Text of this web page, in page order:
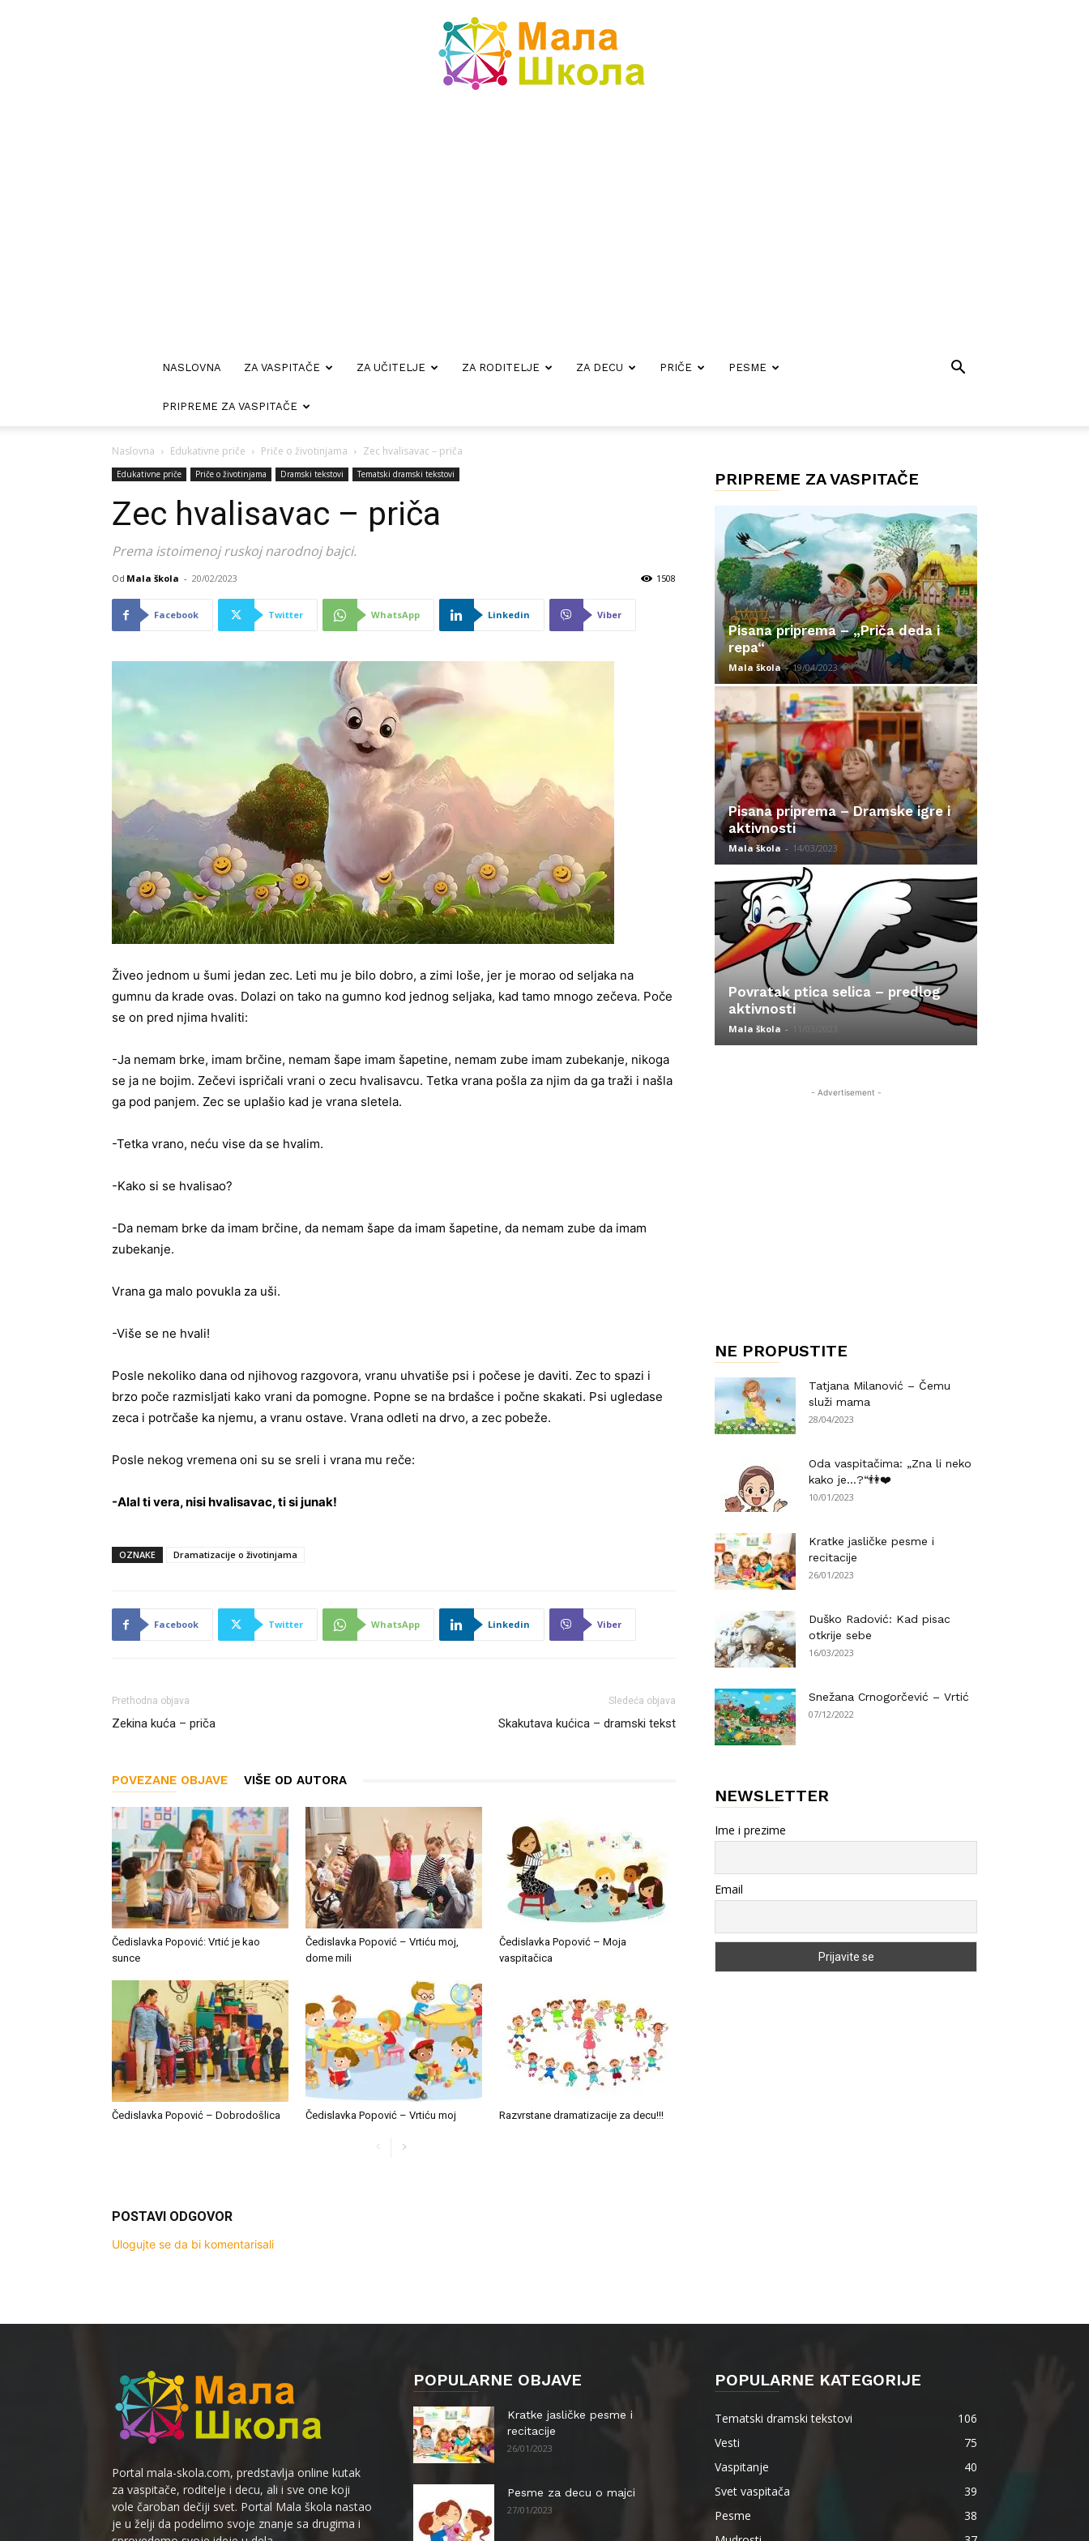
NASLOVNA ZA VASPITAČE ZA UČITELJE ZA RODITELJE ZA DECU PRIČE PESME
PRIPREME ZA VASPITAČE
Naslovna Edukativne priče Priče o životinjama Zec hvalisavac – priča
Edukativne priče Priče o životinjama Dramski tekstovi Tematski dramski tekstovi
Zec hvalisavac – priča
Prema istoimenoj ruskoj narodnoj bajci.
Od Mala škola - 20/02/2023 1508
Facebook Twitter WhatsApp Linkedin Viber
Živeo jednom u šumi jedan zec. Leti mu je bilo dobro, a zimi loše, jer je morao od seljaka na
gumnu da krade ovas. Dolazi on tako na gumno kod jednog seljaka, kad tamo mnogo zečeva. Poče
se on pred njima hvaliti:
-Ja nemam brke, imam brčine, nemam šape imam šapetine, nemam zube imam zubekanje, nikoga
se ja ne bojim. Zečevi ispričali vrani o zecu hvalisavcu. Tetka vrana pošla za njim da ga traži i našla
ga pod panjem. Zec se uplašio kad je vrana sletela.
-Tetka vrano, neću vise da se hvalim.
-Kako si se hvalisao?
-Da nemam brke da imam brčine, da nemam šape da imam šapetine, da nemam zube da imam
zubekanje.
Vrana ga malo povukla za uši.
-Više se ne hvali!
Posle nekoliko dana od njihovog razgovora, vranu uhvatiše psi i počese je daviti. Zec to spazi i
brzo poče razmisljati kako vrani da pomogne. Popne se na brdašce i počne skakati. Psi ugledase
zeca i potrčaše ka njemu, a vranu ostave. Vrana odleti na drvo, a zec pobeže.
Posle nekog vremena oni su se sreli i vrana mu reče:
-Alal ti vera, nisi hvalisavac, ti si junak!
OZNAKE Dramatizacije o životinjama
Facebook Twitter WhatsApp Linkedin Viber
Prethodna objava
Zekina kuća – priča
Sledeća objava
Skakutava kućica – dramski tekst
POVEZANE OBJAVE VIŠE OD AUTORA
Čedislavka Popović: Vrtić je kao
sunce
Čedislavka Popović – Vrtiću moj,
dome mili
Čedislavka Popović – Moja
vaspitačica
Čedislavka Popović – Dobrodošlica Čedislavka Popović – Vrtiću moj Razvrstane dramatizacije za decu!!!
POSTAVI ODGOVOR
Ulogujte se da bi komentarisali
PRIPREME ZA VASPITAČE
Pisana priprema – „Priča deda i
repa“
Mala škola - 19/04/2023
Pisana priprema – Dramske igre i
aktivnosti
Mala škola - 14/03/2023
Povratak ptica selica – predlog
aktivnosti
Mala škola -
- Advertisement -
NE PROPUSTITE
Tatjana Milanović – Čemu
služi mama
28/04/2023
Oda vaspitačima: „Zna li neko
kako je…?“👫❤️
10/01/2023
Kratke jasličke pesme i
recitacije
26/01/2023
Duško Radović: Kad pisac
otkrije sebe
16/03/2023
Snežana Crnogorčević – Vrtić
07/12/2022
NEWSLETTER
Ime i prezime
Email
Portal mala-skola.com, predstavlja online kutak
za vaspitače, roditelje i decu, ali i sve one koji
vole čaroban dečiji svet. Portal Mala škola nastao
je u želji da podelimo svoje znanje sa drugima i
POPULARNE OBJAVE
Kratke jasličke pesme i
recitacije
26/01/2023
Pesme za decu o majci
27/01/2023
POPULARNE KATEGORIJE
Tematski dramski tekstovi
106
Vesti
75
Vaspitanje
40
Svet vaspitača
39
Pesme
38